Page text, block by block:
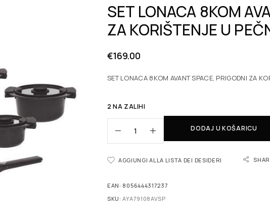
SET LONACA 8KOM
ZA KORIŠTENJE U
€169.00
SET LONACA 8KOM AVANT SPACE, PRIGODNI ZA
2 NA ZALIHI
DODAJ U KOŠARICU
AGGIUNGI ALLA LISTA DEI DESIDERI
EAN: 8056444317237
SKU:AYA79108AVSP